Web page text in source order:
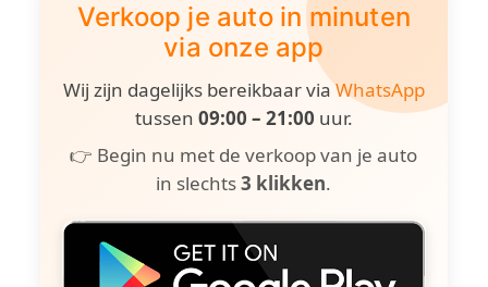
Verkoop je auto in minuten
via onze app
Wij zijn dagelijks bereikbaar viaWhatsApp
tussen 09:00 – 21:00 uur.
👉 Begin nu met de verkoop van je auto
in slechts3 klikken.